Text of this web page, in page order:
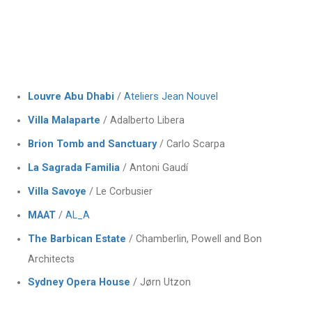
Louvre Abu Dhabi / Ateliers Jean Nouvel
Villa Malaparte / Adalberto Libera
Brion Tomb and Sanctuary / Carlo Scarpa
La Sagrada Familia / Antoni Gaudí
Villa Savoye / Le Corbusier
MAAT / AL_A
The Barbican Estate / Chamberlin, Powell and Bon
Architects
Sydney Opera House / Jørn Utzon